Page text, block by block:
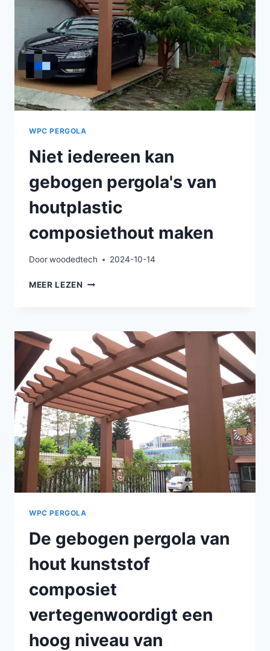
WPC PERGOLA
Niet iedereen kan
gebogen pergola's van
houtplastic
composiethout maken
Doorwoodedtech 2024-10-14
MEER LEZEN NIET
PERGOLA'S
VAN
HOUTPLASTIC
COMPOSIETHOUT
MAKEN
WPC PERGOLA
De gebogen pergola van
hout kunststof
composiet
vertegenwoordigt een
hoog niveau van